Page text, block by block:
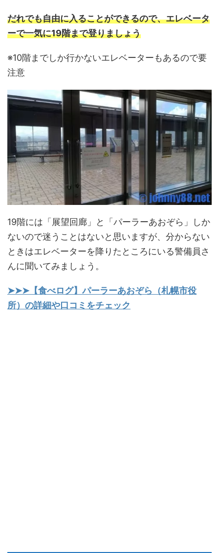
だれでも自由に入ることができるので、エレベータ
ーで一気に19階まで登りましょう
※10階までしか行かないエレベーターもあるので要
注意
19階には「展望回廊」と「パーラーあおぞら」しか
ないので迷うことはないと思いますが、分からない
ときはエレベーターを降りたところにいる警備員さ
んに聞いてみましょう。
➤➤➤【食べログ】パーラーあおぞら（札幌市役
所）の詳細や口コミをチェック